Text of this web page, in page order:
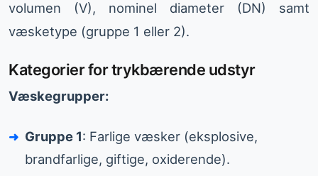
volumen (V), nominel diameter (DN) samt
væsketype (gruppe 1 eller 2).
Kategorier for trykbærende udstyr
Væskegrupper:
Gruppe 1: Farlige væsker (eksplosive,
brandfarlige, giftige, oxiderende).